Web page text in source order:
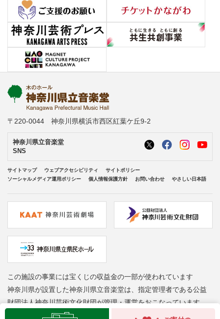
〒220-0044 神奈川県横浜市西区紅葉ケ丘9-2
神奈川県立音楽堂
SNS
サイトマップ ウェブアクセシビリティ
サイトポリシー
ソーシャルメディア運用ポリシー
個人情報保護方針 お問い合わせ やさしい日本語
この施設の事業には宝くじの収益金の一部が使われています
神奈川県が設置した神奈川県立音楽堂は、指定管理者である公益
財団法人神奈川芸術文化財団が管理・運営をおこなっています